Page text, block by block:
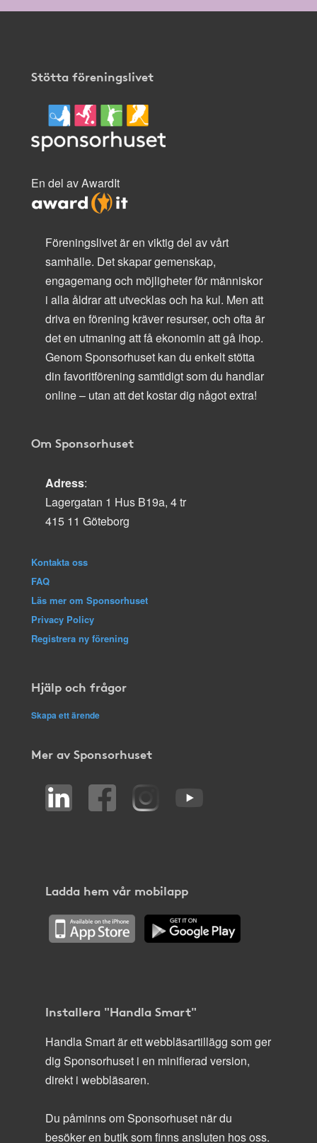
Stötta föreningslivet
En del av AwardIt
Föreningslivet är en viktig del av vårt
samhälle. Det skapar gemenskap,
engagemang och möjligheter för människor
i alla åldrar att utvecklas och ha kul. Men att
driva en förening kräver resurser, och ofta är
det en utmaning att få ekonomin att gå ihop.
Genom Sponsorhuset kan du enkelt stötta
din favoritförening samtidigt som du handlar
online – utan att det kostar dig något extra!
Om Sponsorhuset
Adress:
Lagergatan 1 Hus B19a, 4 tr
415 11 Göteborg
Kontakta oss
FAQ
Läs mer om Sponsorhuset
Privacy Policy
Registrera ny förening
Hjälp och frågor
Skapa ett ärende
Mer av Sponsorhuset
Ladda hem vår mobilapp
Installera "Handla Smart"
Handla Smart är ett webbläsartillägg som ger
dig Sponsorhuset i en minifierad version,
direkt i webbläsaren.
Du påminns om Sponsorhuset när du
besöker en butik som finns ansluten hos oss.